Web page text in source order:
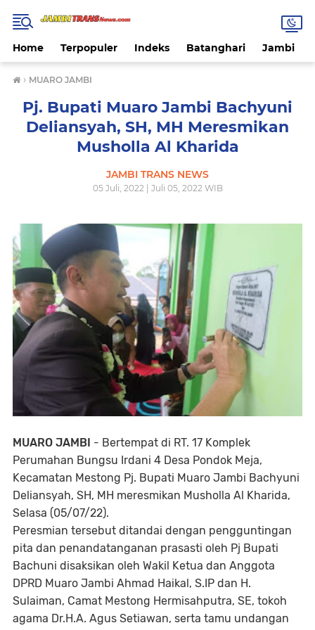
Home Terpopuler Indeks Batanghari Jambi
› MUARO JAMBI
Pj. Bupati Muaro Jambi Bachyuni
Deliansyah, SH, MH Meresmikan
Musholla Al Kharida
JAMBI TRANS NEWS
05 Juli, 2022 | Juli 05, 2022 WIB
MUARO JAMBI - Bertempat di RT. 17 Komplek
Perumahan Bungsu Irdani 4 Desa Pondok Meja,
Kecamatan Mestong Pj. Bupati Muaro Jambi Bachyuni
Deliansyah, SH, MH meresmikan Musholla Al Kharida,
Selasa (05/07/22).
Peresmian tersebut ditandai dengan pengguntingan
pita dan penandatanganan prasasti oleh Pj Bupati
Bachuni disaksikan oleh Wakil Ketua dan Anggota
DPRD Muaro Jambi Ahmad Haikal, S.IP dan H.
Sulaiman, Camat Mestong Hermisahputra, SE, tokoh
agama Dr.H.A. Agus Setiawan, serta tamu undangan